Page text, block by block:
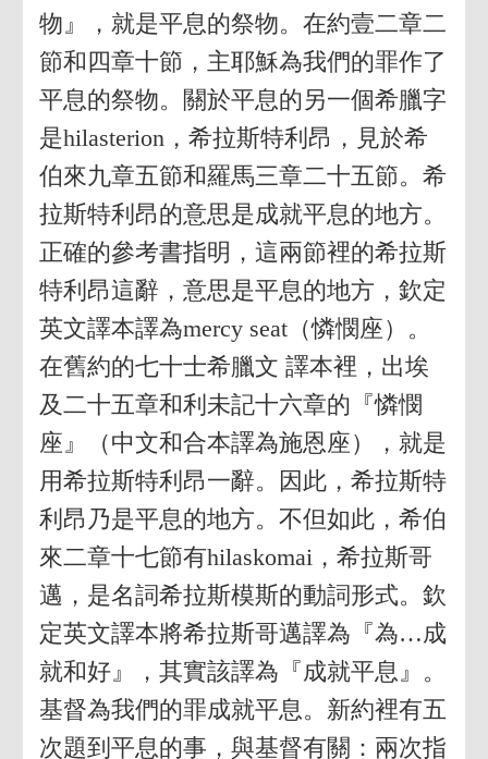
物』，就是平息的祭物。在約壹二章二
節和四章十節，主耶穌為我們的罪作了
平息的祭物。關於平息的另一個希臘字
是hilasterion，希拉斯特利昂，見於希
伯來九章五節和羅馬三章二十五節。希
拉斯特利昂的意思是成就平息的地方。
正確的參考書指明，這兩節裡的希拉斯
特利昂這辭，意思是平息的地方，欽定
英文譯本譯為mercy seat（憐憫座）。
在舊約的七十士希臘文 譯本裡，出埃
及二十五章和利未記十六章的『憐憫
座』（中文和合本譯為施恩座），就是
用希拉斯特利昂一辭。因此，希拉斯特
利昂乃是平息的地方。不但如此，希伯
來二章十七節有hilaskomai，希拉斯哥
邁，是名詞希拉斯模斯的動詞形式。欽
定英文譯本將希拉斯哥邁譯為『為…成
就和好』，其實該譯為『成就平息』。
基督為我們的罪成就平息。新約裡有五
次題到平息的事，與基督有關：兩次指